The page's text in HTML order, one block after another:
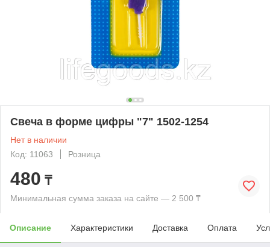
Свеча в форме цифры "7" 1502-1254
Нет в наличии
Код: 11063
Розница
480 ₸
Минимальная сумма заказа на сайте — 2 500 ₸
Описание Характеристики Доставка Оплата